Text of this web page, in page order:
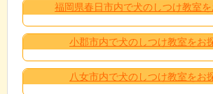
福岡県春日市内で犬のしつけ教室
小郡市内で犬のしつけ教室をお
八女市内で犬のしつけ教室をお